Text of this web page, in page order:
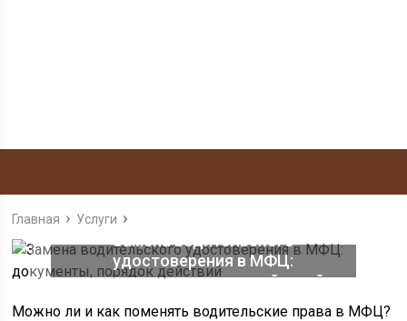
Главная Услуги
Замена водительского
удостоверения в МФЦ:
документы, порядок действий
Можно ли и как поменять водительские права в МФЦ?